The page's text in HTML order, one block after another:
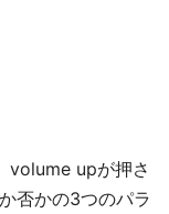
volume upが押さ
否かの3つのパラ